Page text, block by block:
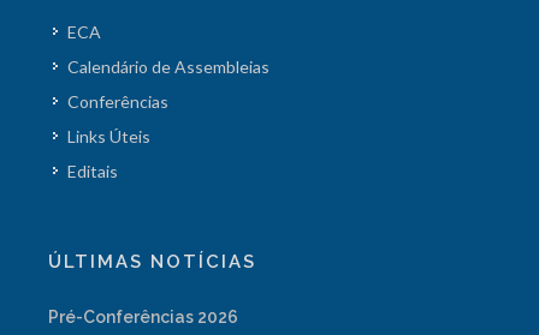
ECA
Calendário de Assembleias
Conferências
Links Úteis
Editais
ÚLTIMAS NOTÍCIAS
Pré-Conferências 2026